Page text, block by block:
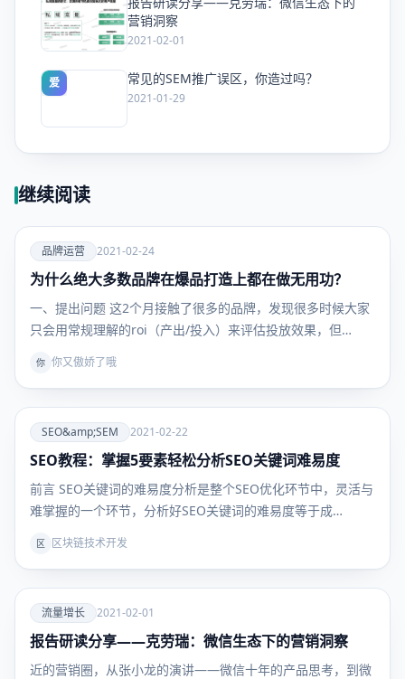
爱
营销洞察
2021-02-01
爱 常见的SEM推广误区，你造过吗？
2021-01-29
继续阅读
爱
品牌运
营
品牌运营 2021-02-24
为什么绝大多数品牌在爆品打造上都在做无用功？
一、提出问题 这2个月接触了很多的品牌，发现很多时候大家
只会用常规理解的roi（产出/投入）来评估投放效果，但…
你 你又傲娇了哦
爱
SEO&amp;SEM
SEO&amp;SEM 2021-02-22
SEO教程：掌握5要素轻松分析SEO关键词难易度
前言 SEO关键词的难易度分析是整个SEO优化环节中，灵活与
难掌握的一个环节，分析好SEO关键词的难易度等于成…
区 区块链技术开发
爱
流量增
长
流量增长 2021-02-01
报告研读分享——克劳瑞：微信生态下的营销洞察
近的营销圈，从张小龙的演讲——微信十年的产品思考，到微